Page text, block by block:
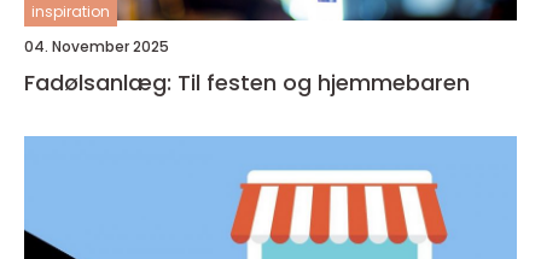
inspiration
04. November 2025
Fadølsanlæg: Til festen og hjemmebaren